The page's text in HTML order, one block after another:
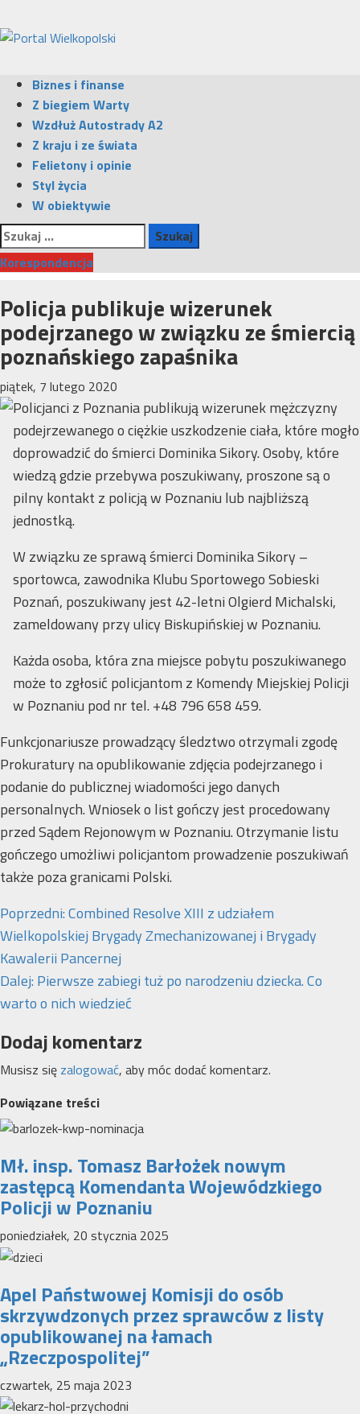
do
treści
Menu
główne
Biznes i finanse
Z biegiem Warty
Wzdłuż Autostrady A2
Z kraju i ze świata
Felietony i opinie
Styl życia
W obiektywie
Szukaj:
Korespondencja
Policja publikuje wizerunek
podejrzanego w związku ze śmiercią
poznańskiego zapaśnika
piątek, 7 lutego 2020
Policjanci z Poznania publikują wizerunek mężczyzny
podejrzewanego o ciężkie uszkodzenie ciała, które mogło
doprowadzić do śmierci Dominika Sikory. Osoby, które
wiedzą gdzie przebywa poszukiwany, proszone są o
pilny kontakt z policją w Poznaniu lub najbliższą
jednostką.
W związku ze sprawą śmierci Dominika Sikory –
sportowca, zawodnika Klubu Sportowego Sobieski
Poznań, poszukiwany jest 42-letni Olgierd Michalski,
zameldowany przy ulicy Biskupińskiej w Poznaniu.
Każda osoba, która zna miejsce pobytu poszukiwanego
może to zgłosić policjantom z Komendy Miejskiej Policji
w Poznaniu pod nr tel. +48 796 658 459.
Funkcjonariusze prowadzący śledztwo otrzymali zgodę
Prokuratury na opublikowanie zdjęcia podejrzanego i
podanie do publicznej wiadomości jego danych
personalnych. Wniosek o list gończy jest procedowany
przed Sądem Rejonowym w Poznaniu. Otrzymanie listu
gończego umożliwi policjantom prowadzenie poszukiwań
także poza granicami Polski.
Zobacz
wpisy
Poprzedni:Combined Resolve XIII z udziałem
Wielkopolskiej Brygady Zmechanizowanej i Brygady
Kawalerii Pancernej
Dalej: Pierwsze zabiegi tuż po narodzeniu dziecka. Co
warto o nich wiedzieć
Dodaj komentarz
Musisz się zalogować, aby móc dodać komentarz.
Powiązane treści
Mł. insp. Tomasz Barłożek nowym
zastępcą Komendanta Wojewódzkiego
Policji w Poznaniu
poniedziałek, 20 stycznia 2025
Apel Państwowej Komisji do osób
skrzywdzonych przez sprawców z listy
opublikowanej na łamach
„Rzeczpospolitej”
czwartek, 25 maja 2023